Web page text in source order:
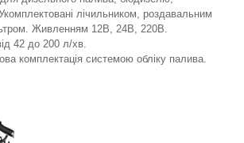
лічильником, роздавальним
Живленням 12В, 24В, 220В.
42 до 200 л/хв.
комплектація системою обліку палива.